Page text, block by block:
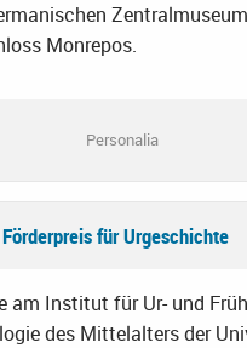
Monrepos.
Personalia
für Urgeschichte
am Institut für Ur- und
des Mittelalters der